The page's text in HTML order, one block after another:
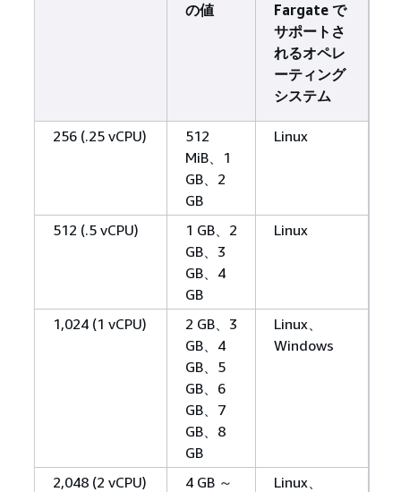
の値
Fargate で
サポートさ
れるオペレ
ーティング
システム
256 (.25 vCPU)
512
MiB、1
GB、2
GB
Linux
512 (.5 vCPU)
1 GB、2
GB、3
GB、4
GB
Linux
1,024 (1 vCPU)
2 GB、3
GB、4
GB、5
GB、6
GB、7
GB、8
GB
Linux、
Windows
2,048 (2 vCPU)
4 GB ～
Linux、